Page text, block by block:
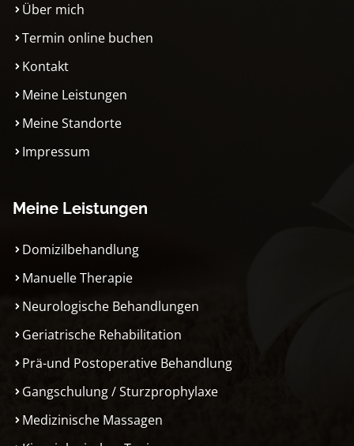
Über mich
Termin online buchen
Kontakt
Meine Leistungen
Meine Standorte
Impressum
Meine Leistungen
Domizilbehandlung
Manuelle Therapie
Neurologische Behandlungen
Geriatrische Rehabilitation
Prä-und Postoperative Behandlung
Gangschulung / Sturzprophylaxe
Medizinische Massagen